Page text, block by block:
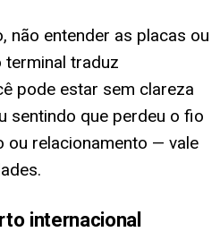
não entender as placas ou
terminal traduz
pode estar sem clareza
sentindo que perdeu o fio
ou relacionamento — vale
internacional